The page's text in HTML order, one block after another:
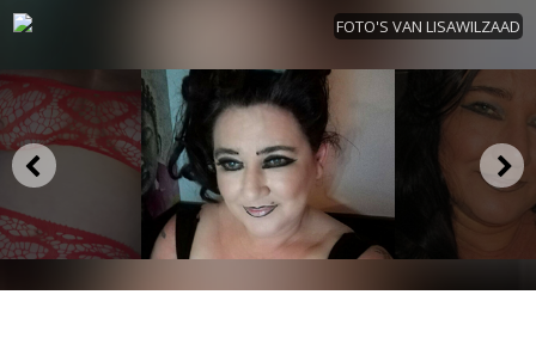
FOTO'S VAN LISAWILZAAD